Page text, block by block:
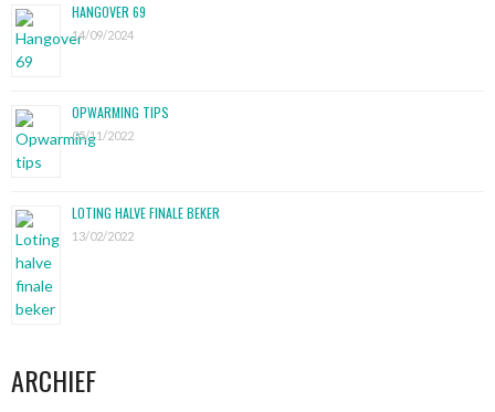
HANGOVER 69
14/09/2024
OPWARMING TIPS
05/11/2022
LOTING HALVE FINALE BEKER
13/02/2022
ARCHIEF